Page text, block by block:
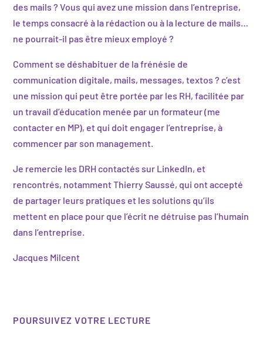
des mails ? Vous qui avez une mission dans l’entreprise,
le temps consacré à la rédaction ou à la lecture de mails…
ne pourrait-il pas être mieux employé ?
Comment se déshabituer de la frénésie de
communication digitale, mails, messages, textos ? c’est
une mission qui peut être portée par les RH, facilitée par
un travail d’éducation menée par un formateur (me
contacter en MP), et qui doit engager l’entreprise, à
commencer par son management.
Je remercie les DRH contactés sur LinkedIn, et
rencontrés, notamment Thierry Saussé, qui ont accepté
de partager leurs pratiques et les solutions qu’ils
mettent en place pour que l’écrit ne détruise pas l’humain
dans l’entreprise.
Jacques Milcent
POURSUIVEZ VOTRE LECTURE